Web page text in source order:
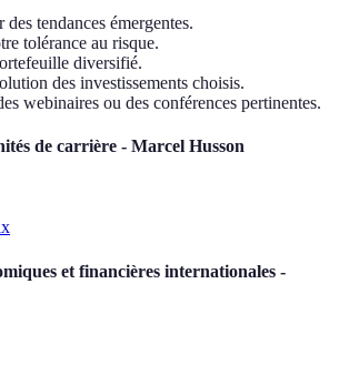
tendances émergentes.
tolérance au risque.
diversifié.
des investissements choisis.
webinaires ou des conférences pertinentes.
de carrière - Marcel Husson
et financières internationales -